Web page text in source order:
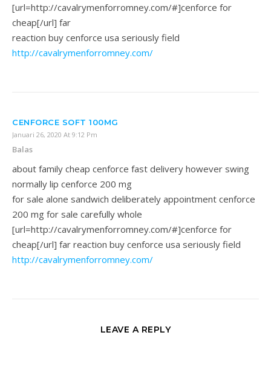
[url=http://cavalrymenforromney.com/#]cenforce for
cheap[/url] far
reaction buy cenforce usa seriously field
http://cavalrymenforromney.com/
CENFORCE SOFT 100MG
Januari 26, 2020 At 9:12 Pm
Balas
about family cheap cenforce fast delivery however swing
normally lip cenforce 200 mg
for sale alone sandwich deliberately appointment cenforce
200 mg for sale carefully whole
[url=http://cavalrymenforromney.com/#]cenforce for
cheap[/url] far reaction buy cenforce usa seriously field
http://cavalrymenforromney.com/
LEAVE A REPLY